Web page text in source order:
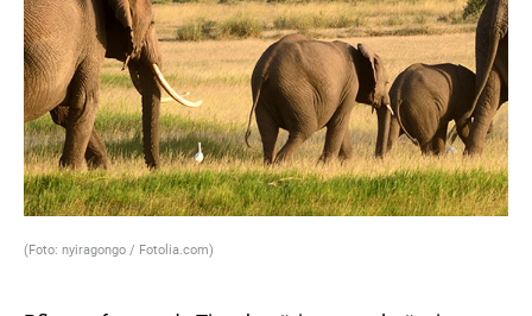
(Foto: nyiragongo / Fotolia.com)